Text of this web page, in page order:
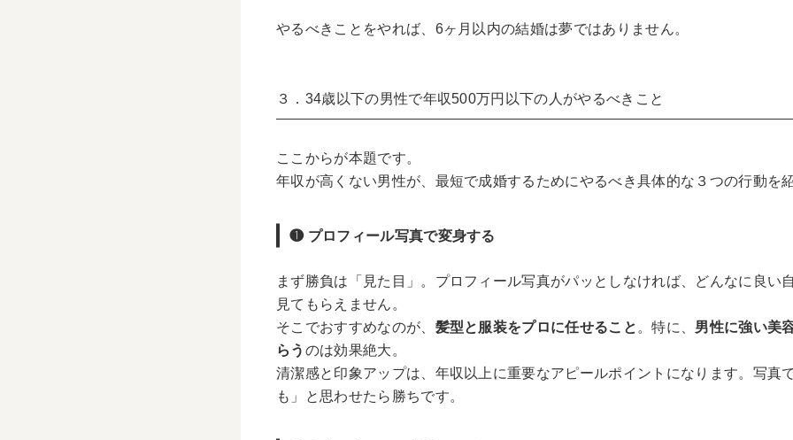
やるべきことをやれば、6ヶ月以内の結婚は夢ではありません。
３．34歳以下の男性で年収500万円以下の人がやるべきこと
ここからが本題です。
年収が高くない男性が、最短で成婚するためにやるべき具体的な３つの行動を
❶ プロフィール写真で変身する
まず勝負は「見た目」。プロフィール写真がパッとしなければ、どんなに良い
見てもらえません。
そこでおすすめなのが、 髪型と服装をプロに任せること 。特に、 男性に強い美
らう のは効果絶大。
清潔感と印象アップは、年収以上に重要なアピールポイントになります。写真
も」と思わせたら勝ちです。